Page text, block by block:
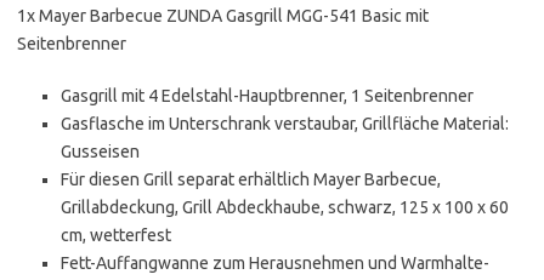
1x Mayer Barbecue ZUNDA Gasgrill MGG-541 Basic mit
Seitenbrenner
Gasgrill mit 4 Edelstahl-Hauptbrenner, 1 Seitenbrenner
Gasflasche im Unterschrank verstaubar, Grillfläche Material:
Gusseisen
Für diesen Grill separat erhältlich Mayer Barbecue,
Grillabdeckung, Grill Abdeckhaube, schwarz, 125 x 100 x 60
cm, wetterfest
Fett-Auffangwanne zum Herausnehmen und Warmhalte-